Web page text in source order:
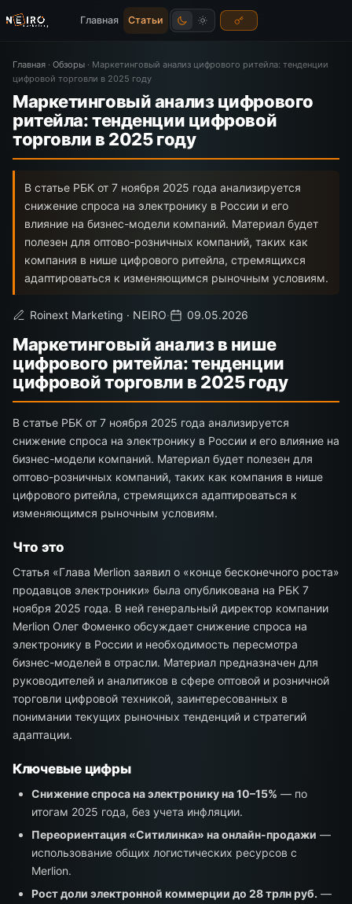
Главная Статьи
Главная · Обзоры · Маркетинговый анализ цифрового ритейла: тенденции
цифровой торговли в 2025 году
Маркетинговый анализ цифрового
ритейла: тенденции цифровой
торговли в 2025 году
В статье РБК от 7 ноября 2025 года анализируется
снижение спроса на электронику в России и его
влияние на бизнес-модели компаний. Материал будет
полезен для оптово-розничных компаний, таких как
компания в нише цифрового ритейла, стремящихся
адаптироваться к изменяющимся рыночным условиям.
Roinext Marketing · NEIRO· 09.05.2026
Маркетинговый анализ в нише
цифрового ритейла: тенденции
цифровой торговли в 2025 году
В статье РБК от 7 ноября 2025 года анализируется
снижение спроса на электронику в России и его влияние на
бизнес-модели компаний. Материал будет полезен для
оптово-розничных компаний, таких как компания в нише
цифрового ритейла, стремящихся адаптироваться к
изменяющимся рыночным условиям.
Что это
Статья «Глава Merlion заявил о «конце бесконечного роста»
продавцов электроники» была опубликована на РБК 7
ноября 2025 года. В ней генеральный директор компании
Merlion Олег Фоменко обсуждает снижение спроса на
электронику в России и необходимость пересмотра
бизнес-моделей в отрасли. Материал предназначен для
руководителей и аналитиков в сфере оптовой и розничной
торговли цифровой техникой, заинтересованных в
понимании текущих рыночных тенденций и стратегий
адаптации.
Ключевые цифры
Снижение спроса на электронику на 10–15% — по
итогам 2025 года, без учета инфляции.
Переориентация «Ситилинка» на онлайн-продажи —
использование общих логистических ресурсов с
Merlion.
Рост доли электронной коммерции до 28 трлн руб. —